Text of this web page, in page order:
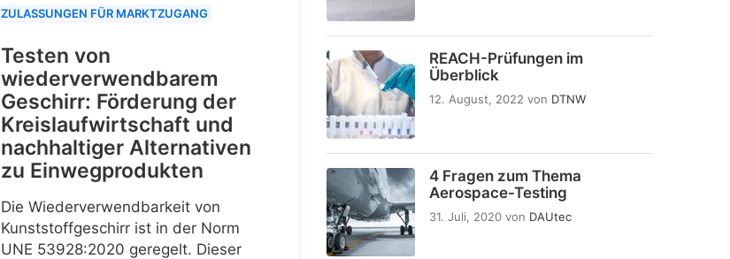
REACH-Prüfungen im
Überblick
12. August, 2022 von DTNW
4 Fragen zum Thema
Aerospace-Testing
31. Juli, 2020 von DAUtec
ZULASSUNGEN FÜR MARKTZUGANG
Testen von
wiederverwendbarem
Geschirr: Förderung der
Kreislaufwirtschaft und
nachhaltiger Alternativen
zu Einwegprodukten
Die Wiederverwendbarkeit von
Kunststoffgeschirr ist in der Norm
UNE 53928:2020 geregelt. Dieser